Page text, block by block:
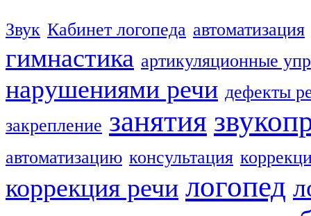
Звук Кабинет логопеда автоматизация
гимнастика артикуляционные
нарушениями речи дефекты
закрепление занятия
автоматизацию консультация
коррекция речи логопед